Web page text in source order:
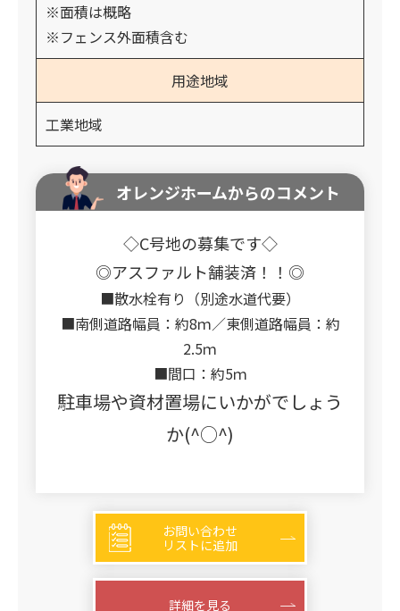
※面積は概略
※フェンス外面積含む
用途地域
工業地域
オレンジホームからのコメント
◇C号地の募集です◇
◎アスファルト舗装済！！◎
■散水栓有り（別途水道代要）
■南側道路幅員：約8ｍ／東側道路幅員：約
2.5ｍ
■間口：約5ｍ
駐車場や資材置場にいかがでしょう
か(^○^)
お問い合わせ
リストに追加
詳細を見る